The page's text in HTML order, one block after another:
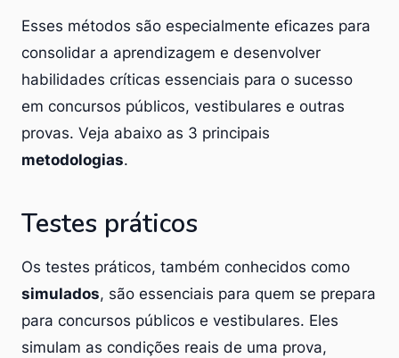
Esses métodos são especialmente eficazes para
consolidar a aprendizagem e desenvolver
habilidades críticas essenciais para o sucesso
em concursos públicos, vestibulares e outras
provas. Veja abaixo as 3 principais
metodologias.
Testes práticos
Os testes práticos, também conhecidos como
simulados, são essenciais para quem se prepara
para concursos públicos e vestibulares. Eles
simulam as condições reais de uma prova,